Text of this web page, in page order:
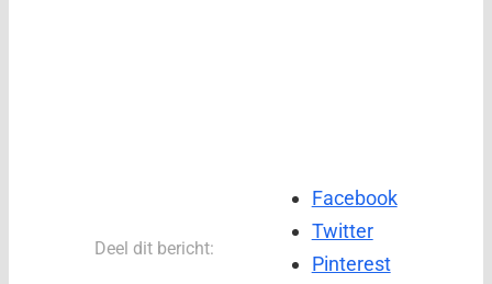
Deel dit bericht:
Facebook
Twitter
Pinterest